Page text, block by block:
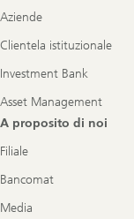
Aziende
Clientela istituzionale
Investment Bank
Asset Management
A proposito di noi
Filiale
Bancomat
Media